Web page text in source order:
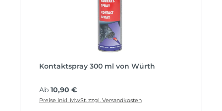
Kontaktspray 300 ml von Würth
Regulärer Preis:
Ab 10,90 €
Preise inkl. MwSt. zzgl. Versandkosten